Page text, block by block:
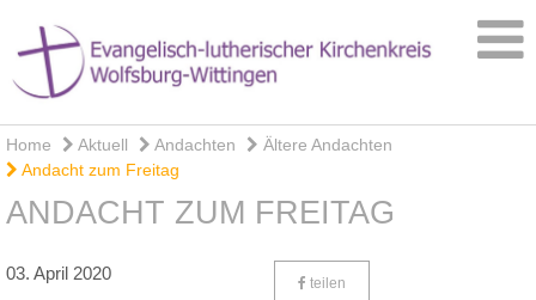
Home Aktuell Andachten
Ältere Andachten
Andacht zum Freitag
ANDACHT ZUM FREITAG
03. April 2020 teilen